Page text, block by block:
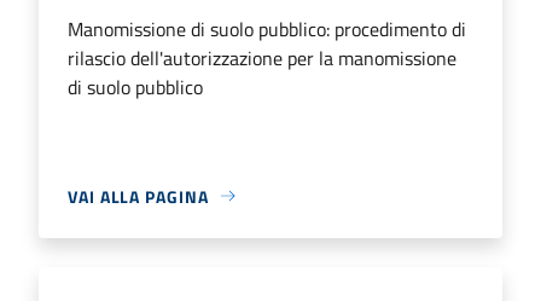
Manomissione di suolo pubblico: procedimento di
rilascio dell'autorizzazione per la manomissione
di suolo pubblico
VAI ALLA PAGINA